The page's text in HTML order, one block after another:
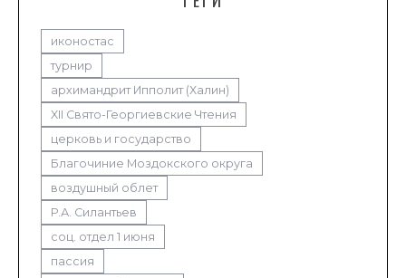
иконостас
турнир
архимандрит Ипполит (Халин)
XII Свято-Георгиевские Чтения
церковь и государство
Благочиние Моздокского округа
воздушный облет
Р.А. Силантьев
соц. отдел 1 июня
пассия